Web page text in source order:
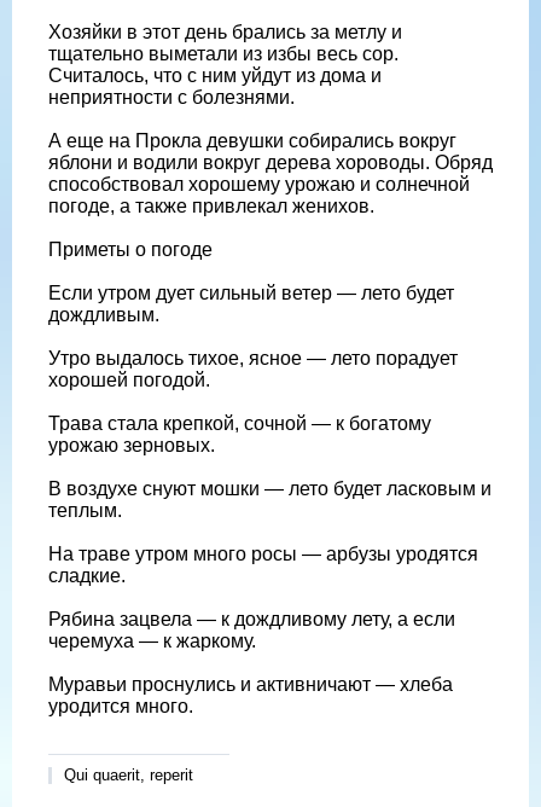
Хозяйки в этот день брались за метлу и
тщательно выметали из избы весь сор.
Считалось, что с ним уйдут из дома и
неприятности с болезнями.
А еще на Прокла девушки собирались вокруг
яблони и водили вокруг дерева хороводы. Обряд
способствовал хорошему урожаю и солнечной
погоде, а также привлекал женихов.
Приметы о погоде
Если утром дует сильный ветер — лето будет
дождливым.
Утро выдалось тихое, ясное — лето порадует
хорошей погодой.
Трава стала крепкой, сочной — к богатому
урожаю зерновых.
В воздухе снуют мошки — лето будет ласковым и
теплым.
На траве утром много росы — арбузы уродятся
сладкие.
Рябина зацвела — к дождливому лету, а если
черемуха — к жаркому.
Муравьи проснулись и активничают — хлеба
уродится много.
Qui quaerit, reperit